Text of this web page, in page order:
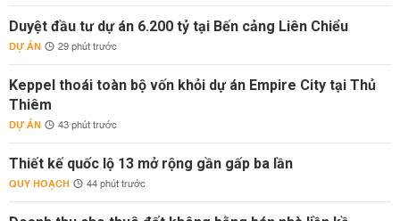
Duyệt đầu tư dự án 6.200 tỷ tại Bến cảng Liên Chiểu
DỰ ÁN 29 phút trước
Keppel thoái toàn bộ vốn khỏi dự án Empire City tại Thủ
Thiêm
DỰ ÁN 43 phút trước
Thiết kế quốc lộ 13 mở rộng gần gấp ba lần
QUY HOẠCH 44 phút trước